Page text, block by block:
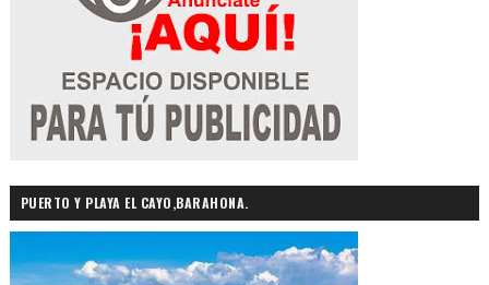
PUERTO Y PLAYA EL CAYO,BARAHONA.